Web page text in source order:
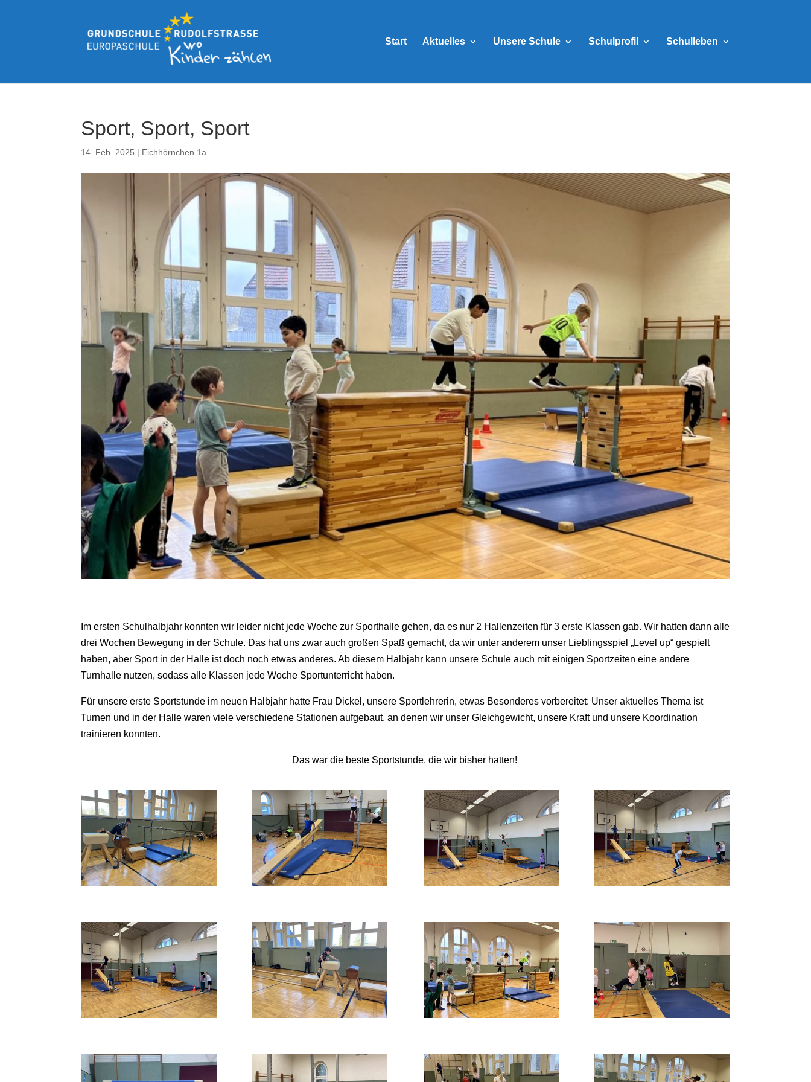
Start Aktuelles Unsere Schule Schulprofil Schulleben
Sport, Sport, Sport
14. Feb. 2025 | Eichhörnchen 1a
Im ersten Schulhalbjahr konnten wir leider nicht jede Woche zur Sporthalle gehen, da es nur 2 Hallenzeiten für 3 erste Klassen gab. Wir hatten dann alle
drei Wochen Bewegung in der Schule. Das hat uns zwar auch großen Spaß gemacht, da wir unter anderem unser Lieblingsspiel „Level up“ gespielt
haben, aber Sport in der Halle ist doch noch etwas anderes. Ab diesem Halbjahr kann unsere Schule auch mit einigen Sportzeiten eine andere
Turnhalle nutzen, sodass alle Klassen jede Woche Sportunterricht haben.
Für unsere erste Sportstunde im neuen Halbjahr hatte Frau Dickel, unsere Sportlehrerin, etwas Besonderes vorbereitet: Unser aktuelles Thema ist
Turnen und in der Halle waren viele verschiedene Stationen aufgebaut, an denen wir unser Gleichgewicht, unsere Kraft und unsere Koordination
trainieren konnten.
Das war die beste Sportstunde, die wir bisher hatten!